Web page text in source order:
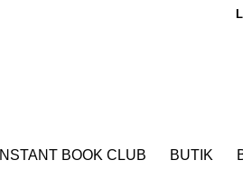
INSTANT BOOK CLUB BUTIK